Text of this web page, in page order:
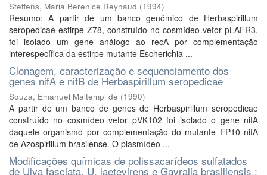
Steffens, Maria Berenice Reynaud (1994)
Resumo: A partir de um banco genômico de Herbaspirillum
seropedicae estirpe Z78, construído no cosmídeo vetor pLAFR3,
foi isolado um gene análogo ao recA por complementação
interespecífica da estirpe mutante Escherichia ...
Clonagem, caracterização e sequenciamento dos
genes nifA e nifB de Herbaspirillum seropedicae
Souza, Emanuel Maltempi de (1990)
A partir de um banco de genes de Herbaspirillum seropedicae
construído no cosmídeo vetor pVK102 foi isolado o gene nifA
daquele organismo por complementação do mutante FP10 nifA
de Azospirillum brasilense. O plasmídeo ...
Modificações químicas de polissacarídeos sulfatados
de Ulva fasciata, U. laetevirens e Gayralia brasiliensis :